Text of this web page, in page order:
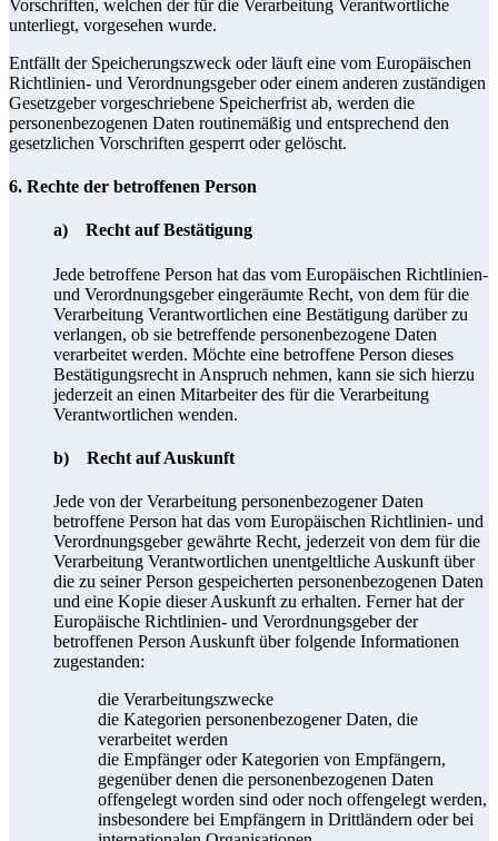
Vorschriften, welchen der für die Verarbeitung Verantwortliche
unterliegt, vorgesehen wurde.
Entfällt der Speicherungszweck oder läuft eine vom Europäischen
Richtlinien- und Verordnungsgeber oder einem anderen zuständigen
Gesetzgeber vorgeschriebene Speicherfrist ab, werden die
personenbezogenen Daten routinemäßig und entsprechend den
gesetzlichen Vorschriften gesperrt oder gelöscht.
6. Rechte der betroffenen Person
a) Recht auf Bestätigung
Jede betroffene Person hat das vom Europäischen Richtlinien-
und Verordnungsgeber eingeräumte Recht, von dem für die
Verarbeitung Verantwortlichen eine Bestätigung darüber zu
verlangen, ob sie betreffende personenbezogene Daten
verarbeitet werden. Möchte eine betroffene Person dieses
Bestätigungsrecht in Anspruch nehmen, kann sie sich hierzu
jederzeit an einen Mitarbeiter des für die Verarbeitung
Verantwortlichen wenden.
b) Recht auf Auskunft
Jede von der Verarbeitung personenbezogener Daten
betroffene Person hat das vom Europäischen Richtlinien- und
Verordnungsgeber gewährte Recht, jederzeit von dem für die
Verarbeitung Verantwortlichen unentgeltliche Auskunft über
die zu seiner Person gespeicherten personenbezogenen Daten
und eine Kopie dieser Auskunft zu erhalten. Ferner hat der
Europäische Richtlinien- und Verordnungsgeber der
betroffenen Person Auskunft über folgende Informationen
zugestanden:
die Verarbeitungszwecke
die Kategorien personenbezogener Daten, die
verarbeitet werden
die Empfänger oder Kategorien von Empfängern,
gegenüber denen die personenbezogenen Daten
offengelegt worden sind oder noch offengelegt werden,
insbesondere bei Empfängern in Drittländern oder bei